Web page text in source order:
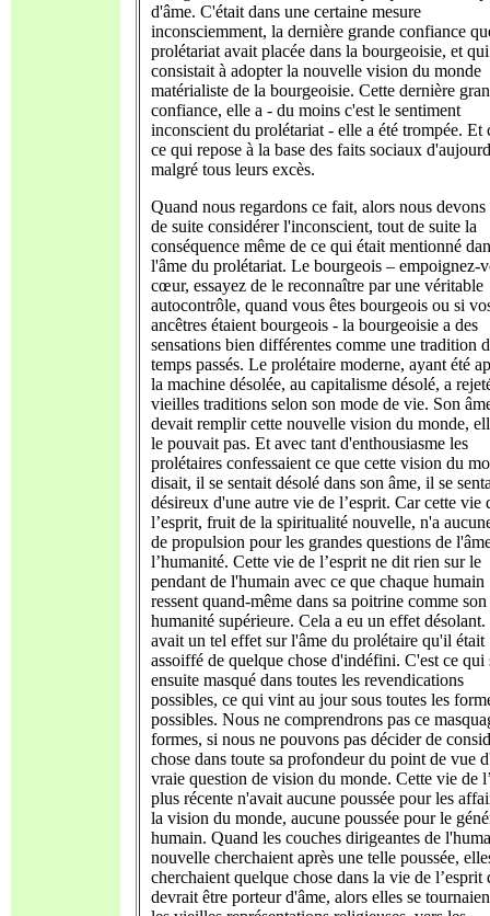
d'âme. C'était dans une certaine mesure
inconsciemment, la dernière grande confiance
prolétariat avait placée dans la bourgeoisie, et qui
consistait à adopter la nouvelle vision du monde
matérialiste de la bourgeoisie. Cette dernière
confiance, elle a - du moins c'est le sentiment
inconscient du prolétariat - elle a été trompée. Et
ce qui repose à la base des faits sociaux
malgré tous leurs excès.
Quand nous regardons ce fait, alors nous devons
de suite considérer l'inconscient, tout de suite la
conséquence même de ce qui était mentionné
l'âme du prolétariat. Le bourgeois – empoignez-
cœur, essayez de le reconnaître par une véritable
autocontrôle, quand vous êtes bourgeois ou si
ancêtres étaient bourgeois - la bourgeoisie a des
sensations bien différentes comme une tradition
temps passés. Le prolétaire moderne, ayant été
la machine désolée, au capitalisme désolé, a
vieilles traditions selon son mode de vie. Son
devait remplir cette nouvelle vision du monde,
le pouvait pas. Et avec tant d'enthousiasme les
prolétaires confessaient ce que cette vision du
disait, il se sentait désolé dans son âme, il se
désireux d'une autre vie de l’esprit. Car cette vie
l’esprit, fruit de la spiritualité nouvelle, n'a
de propulsion pour les grandes questions de
l’humanité. Cette vie de l’esprit ne dit rien sur le
pendant de l'humain avec ce que chaque humain
ressent quand-même dans sa poitrine comme son
humanité supérieure. Cela a eu un effet désolant.
avait un tel effet sur l'âme du prolétaire qu'il était
assoiffé de quelque chose d'indéfini. C'est ce qui
ensuite masqué dans toutes les revendications
possibles, ce qui vint au jour sous toutes les
possibles. Nous ne comprendrons pas ce
formes, si nous ne pouvons pas décider de
chose dans toute sa profondeur du point de vue
vraie question de vision du monde. Cette vie de
plus récente n'avait aucune poussée pour les
la vision du monde, aucune poussée pour le
humain. Quand les couches dirigeantes de
nouvelle cherchaient après une telle poussée,
cherchaient quelque chose dans la vie de l’esprit
devrait être porteur d'âme, alors elles se